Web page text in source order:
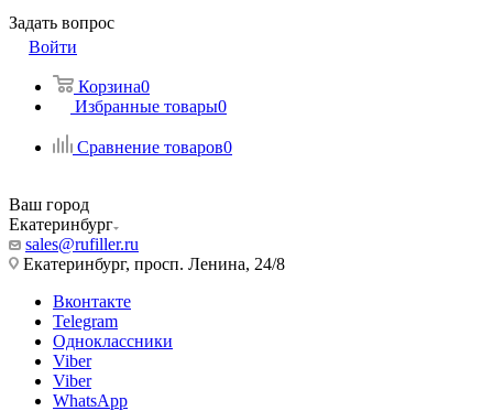
Задать вопрос
Войти
Корзина0
Избранные товары0
Сравнение товаров0
Ваш город
Екатеринбург
sales@rufiller.ru
Екатеринбург, просп. Ленина, 24/8
Вконтакте
Telegram
Одноклассники
Viber
Viber
WhatsApp